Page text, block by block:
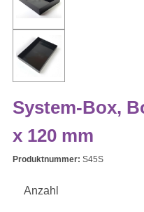
System-Box,
x 120 mm
Produktnummer: S45S
Anzahl